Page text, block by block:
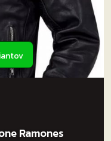
Ramones